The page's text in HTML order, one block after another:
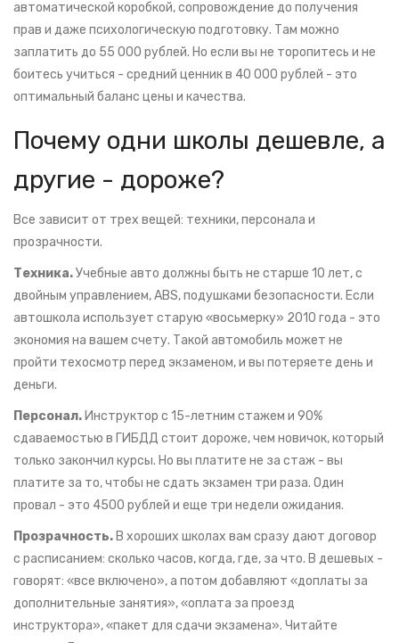
автоматической коробкой, сопровождение до получения
прав и даже психологическую подготовку. Там можно
заплатить до 55 000 рублей. Но если вы не торопитесь и не
боитесь учиться - средний ценник в 40 000 рублей - это
оптимальный баланс цены и качества.
Почему одни школы дешевле, а
другие - дороже?
Все зависит от трех вещей: техники, персонала и
прозрачности.
Техника.Учебные авто должны быть не старше 10 лет, с
двойным управлением, ABS, подушками безопасности. Если
автошкола использует старую «восьмерку» 2010 года - это
экономия на вашем счету. Такой автомобиль может не
пройти техосмотр перед экзаменом, и вы потеряете день и
деньги.
Персонал. Инструктор с 15-летним стажем и 90%
сдаваемостью в ГИБДД стоит дороже, чем новичок, который
только закончил курсы. Но вы платите не за стаж - вы
платите за то, чтобы не сдать экзамен три раза. Один
провал - это 4500 рублей и еще три недели ожидания.
Прозрачность. В хороших школах вам сразу дают договор
с расписанием: сколько часов, когда, где, за что. В дешевых -
говорят: «все включено», а потом добавляют «доплаты за
дополнительные занятия», «оплата за проезд
инструктора», «пакет для сдачи экзамена». Читайте